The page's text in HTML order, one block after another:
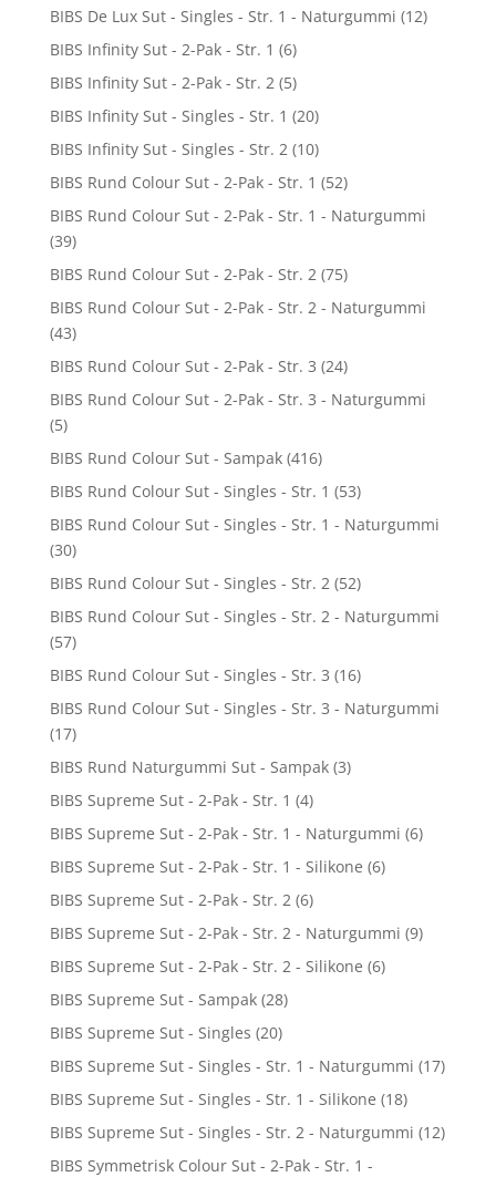
BIBS De Lux Sut - Singles - Str. 1 - Naturgummi (12)
BIBS Infinity Sut - 2-Pak - Str. 1 (6)
BIBS Infinity Sut - 2-Pak - Str. 2 (5)
BIBS Infinity Sut - Singles - Str. 1 (20)
BIBS Infinity Sut - Singles - Str. 2 (10)
BIBS Rund Colour Sut - 2-Pak - Str. 1 (52)
BIBS Rund Colour Sut - 2-Pak - Str. 1 - Naturgummi
(39)
BIBS Rund Colour Sut - 2-Pak - Str. 2 (75)
BIBS Rund Colour Sut - 2-Pak - Str. 2 - Naturgummi
(43)
BIBS Rund Colour Sut - 2-Pak - Str. 3 (24)
BIBS Rund Colour Sut - 2-Pak - Str. 3 - Naturgummi
(5)
BIBS Rund Colour Sut - Sampak (416)
BIBS Rund Colour Sut - Singles - Str. 1 (53)
BIBS Rund Colour Sut - Singles - Str. 1 - Naturgummi
(30)
BIBS Rund Colour Sut - Singles - Str. 2 (52)
BIBS Rund Colour Sut - Singles - Str. 2 - Naturgummi
(57)
BIBS Rund Colour Sut - Singles - Str. 3 (16)
BIBS Rund Colour Sut - Singles - Str. 3 - Naturgummi
(17)
BIBS Rund Naturgummi Sut - Sampak (3)
BIBS Supreme Sut - 2-Pak - Str. 1 (4)
BIBS Supreme Sut - 2-Pak - Str. 1 - Naturgummi (6)
BIBS Supreme Sut - 2-Pak - Str. 1 - Silikone (6)
BIBS Supreme Sut - 2-Pak - Str. 2 (6)
BIBS Supreme Sut - 2-Pak - Str. 2 - Naturgummi (9)
BIBS Supreme Sut - 2-Pak - Str. 2 - Silikone (6)
BIBS Supreme Sut - Sampak (28)
BIBS Supreme Sut - Singles (20)
BIBS Supreme Sut - Singles - Str. 1 - Naturgummi (17)
BIBS Supreme Sut - Singles - Str. 1 - Silikone (18)
BIBS Supreme Sut - Singles - Str. 2 - Naturgummi (12)
BIBS Symmetrisk Colour Sut - 2-Pak - Str. 1 -